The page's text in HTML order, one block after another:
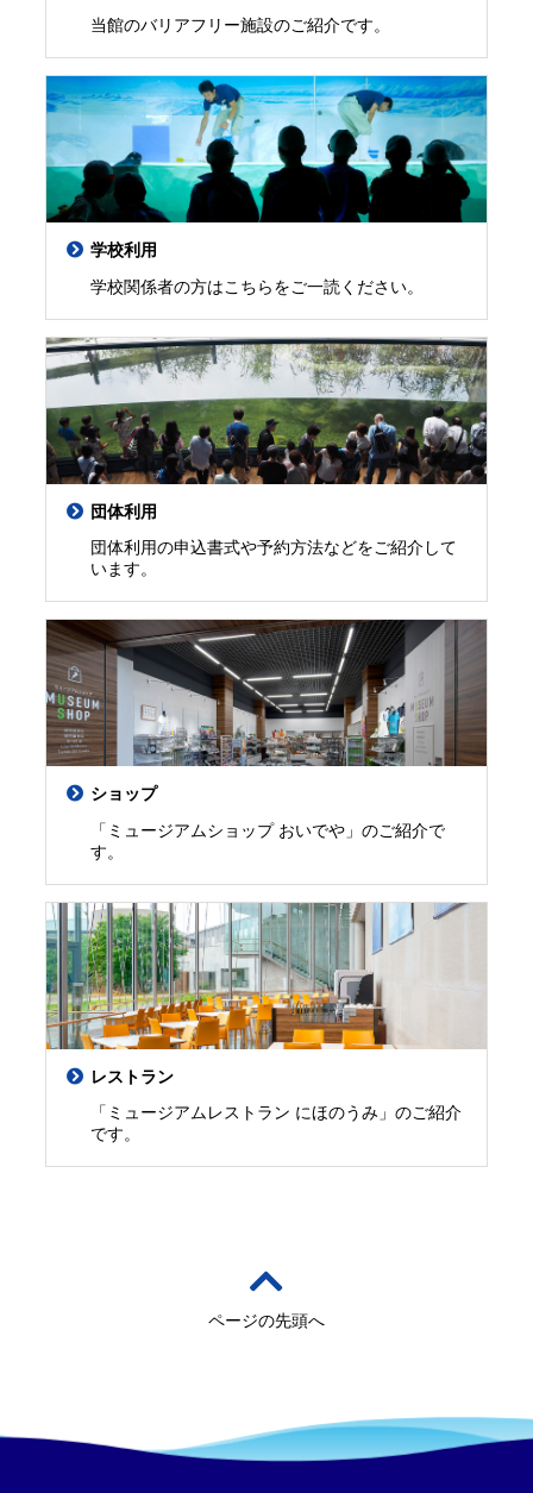
当館のバリアフリー施設のご紹介です。
学校利用
学校関係者の方はこちらをご一読ください。
団体利用
団体利用の申込書式や予約方法などをご紹介して
います。
ショップ
「ミュージアムショップ おいでや」のご紹介で
す。
レストラン
「ミュージアムレストラン にほのうみ」のご紹介
です。
ページの先頭へ